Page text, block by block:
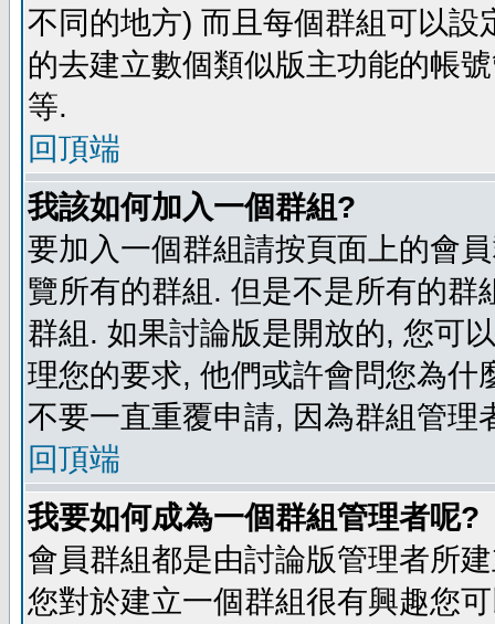
不同的地方) 而且每個群組可以
的去建立數個類似版主功能的帳
等.
回頂端
我該如何加入一個群組?
要加入一個群組請按頁面上的會
覽所有的群組. 但是不是所有的
群組. 如果討論版是開放的, 您可
理您的要求, 他們或許會問您為
不要一直重覆申請, 因為群組管理
回頂端
我要如何成為一個群組管理者呢?
會員群組都是由討論版管理者所
您對於建立一個群組很有興趣您